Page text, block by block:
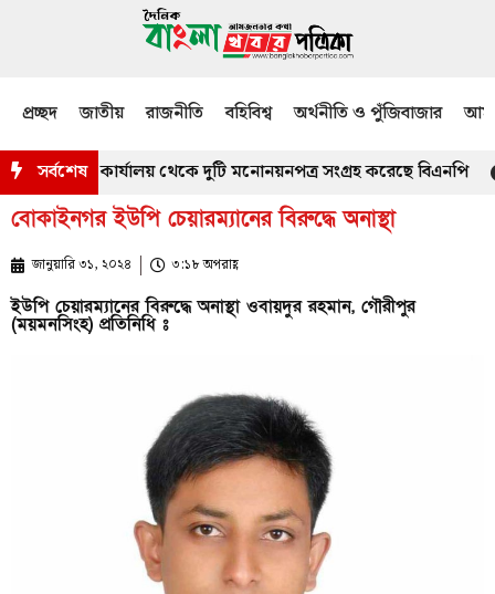
প্রচ্ছদ জাতীয় রাজনীতি বহিবিশ্ব অর্থনীতি ও পুঁজিবাজার
সর্বশেষ
কর্মকর্তার কার্যালয় থেকে দুটি মনোনয়নপত্র সংগ্রহ করেছে বিএনপি
বোকাইনগর ইউপি চেয়ারম্যানের বিরুদ্ধে অনাস্থা
জানুয়ারি ৩১, ২০২৪ ৩:১৮ অপরাহ্ণ
ইউপি চেয়ারম্যানের বিরুদ্ধে অনাস্থা ওবায়দুর রহমান, গৌরীপুর
(ময়মনসিংহ) প্রতিনিধি ঃ